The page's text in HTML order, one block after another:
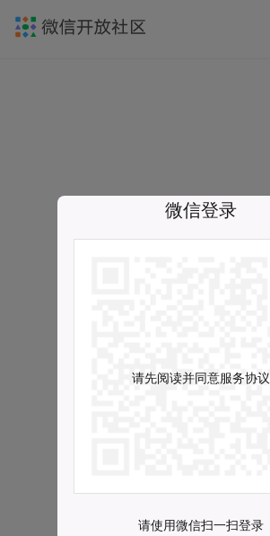
微信登录
请先阅读并同意服务协议
请使用微信扫一扫登录